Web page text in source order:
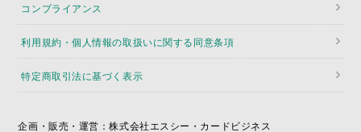
コンプライアンス
利用規約・個人情報の取扱いに関する同意条項
特定商取引法に基づく表示
企画・販売・運営：株式会社エスシー・カードビジネス